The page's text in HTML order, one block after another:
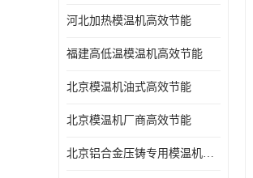
河北加热模温机高效节能
福建高低温模温机高效节能
北京模温机油式高效节能
北京模温机厂商高效节能
北京铝合金压铸专用模温机高效节能